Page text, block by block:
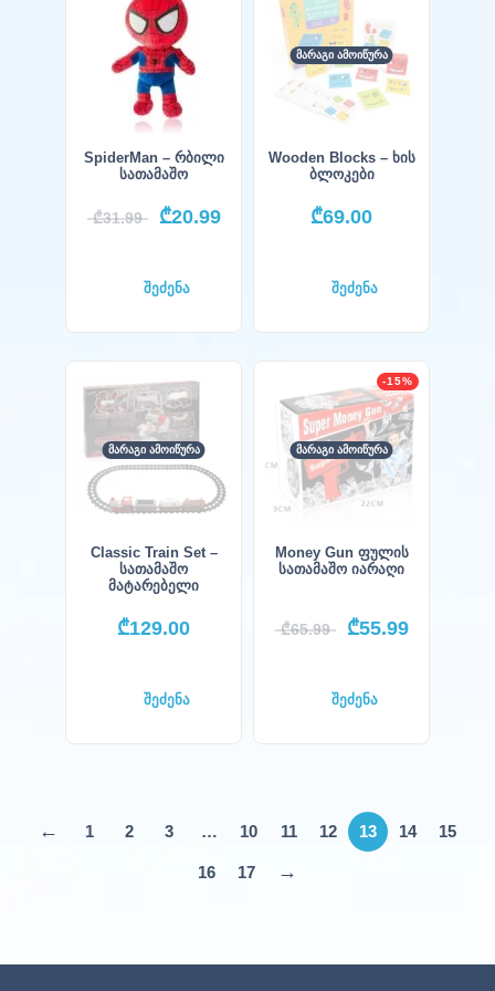
SpiderMan – რბილი
სათამაშო
₾31.99 ₾20.99
შეძენა
ᲛᲐᲠᲐᲒᲘ ᲐᲛᲝᲘᲬᲣᲠᲐ
Wooden Blocks – ხის
ბლოკები
₾69.00
შეძენა
ᲛᲐᲠᲐᲒᲘ ᲐᲛᲝᲘᲬᲣᲠᲐ
Classic Train Set –
სათამაშო
მატარებელი
₾129.00
შეძენა
-15%
ᲛᲐᲠᲐᲒᲘ ᲐᲛᲝᲘᲬᲣᲠᲐ
Money Gun ფულის
სათამაშო იარაღი
₾65.99 ₾55.99
შეძენა
← 1 2 3 … 10 11 12 13 14 15
16 17 →